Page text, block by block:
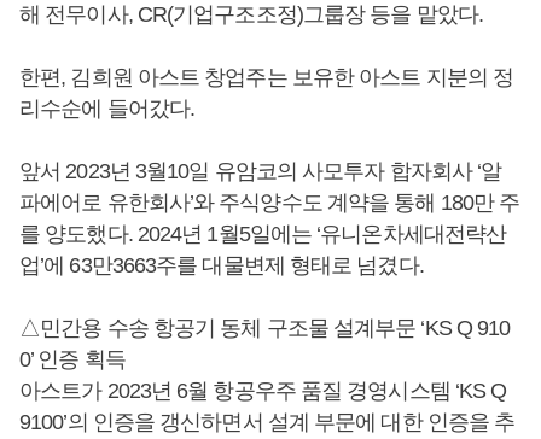
해 전무이사, CR(기업구조조정)그룹장 등을 맡았다.
한편, 김희원 아스트 창업주는 보유한 아스트 지분의 정
리수순에 들어갔다.
앞서 2023년 3월10일 유암코의 사모투자 합자회사 ‘알
파에어로 유한회사’와 주식양수도 계약을 통해 180만 주
를 양도했다. 2024년 1월5일에는 ‘유니온차세대전략산
업’에 63만3663주를 대물변제 형태로 넘겼다.
△민간용 수송 항공기 동체 구조물 설계부문 ‘KS Q 910
0’ 인증 획득
아스트가 2023년 6월 항공우주 품질 경영시스템 ‘KS Q
9100’의 인증을 갱신하면서 설계 부문에 대한 인증을 추